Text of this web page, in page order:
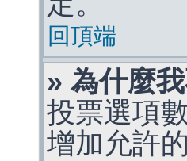
回頂端
» 為什麼
投票選項
增加允許